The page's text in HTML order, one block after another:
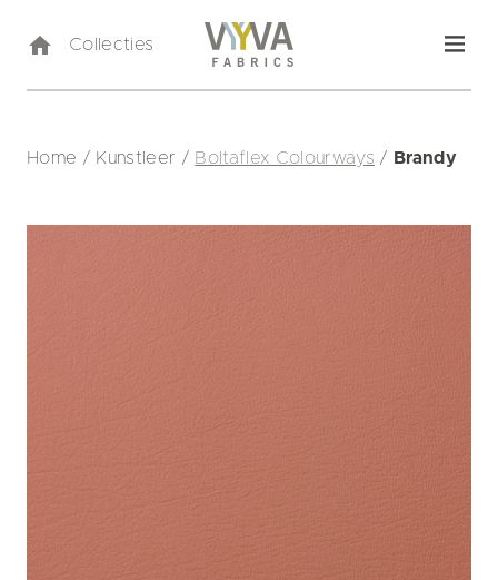
Collecties
Home / Kunstleer / Boltaflex Colourways / Brandy